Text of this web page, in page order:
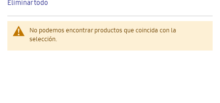
No podemos encontrar productos que coincida con la
selección.
artículo
Eliminar todo